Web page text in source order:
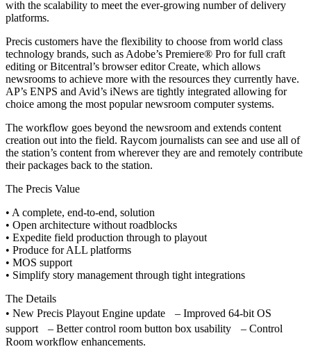
with the scalability to meet the ever-growing number of delivery
platforms.
Precis customers have the flexibility to choose from world class
technology brands, such as Adobe’s Premiere® Pro for full craft
editing or Bitcentral’s browser editor Create, which allows
newsrooms to achieve more with the resources they currently have.
AP’s ENPS and Avid’s iNews are tightly integrated allowing for
choice among the most popular newsroom computer systems.
The workflow goes beyond the newsroom and extends content
creation out into the field. Raycom journalists can see and use all of
the station’s content from wherever they are and remotely contribute
their packages back to the station.
The Precis Value
• A complete, end-to-end, solution
• Open architecture without roadblocks
• Expedite field production through to playout
• Produce for ALL platforms
• MOS support
• Simplify story management through tight integrations
The Details
• New Precis Playout Engine update – Improved 64-bit OS
support – Better control room button box usability – Control
Room workflow enhancements.